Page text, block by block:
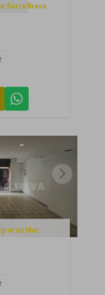
Serra Brava
de Mar